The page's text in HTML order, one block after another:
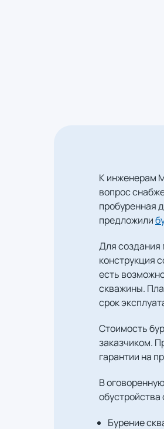
К инженерам
вопрос
пробуренная
предложили
Для создания
конструкция
есть
скважины.
срок
Стоимость
заказчиком.
гарантии на
В
Бурение